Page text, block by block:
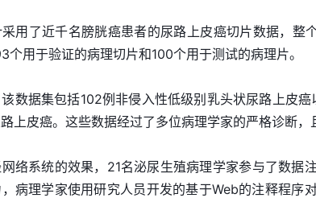
用了近千名膀胱癌患者的尿路上皮癌切片数据，整
个用于验证的病理切片和100个用于测试的病理片。
数据集包括102例非侵入性低级别乳头状尿路上皮
上皮癌。这些数据经过了多位病理学家的严格诊断，
络系统的效果，21名泌尿生殖病理学家参与了数据
病理学家使用研究人员开发的基于Web的注释程序